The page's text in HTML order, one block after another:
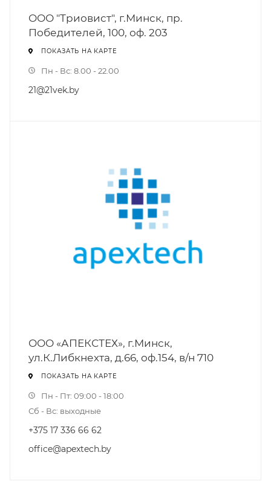
ООО "Триовист", г.Минск, пр.
Победителей, 100, оф. 203
ПОКАЗАТЬ НА КАРТЕ
Пн - Вс: 8.00 - 22.00
21@21vek.by
ООО «АПЕКСТЕХ», г.Минск,
ул.К.Либкнехта, д.66, оф.154, в/н 710
ПОКАЗАТЬ НА КАРТЕ
Пн - Пт: 09:00 - 18:00
Сб - Вс: выходные
+375 17 336 66 62
office@apextech.by